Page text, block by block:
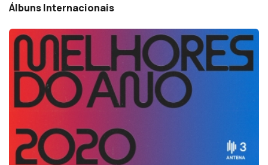
Álbuns Internacionais